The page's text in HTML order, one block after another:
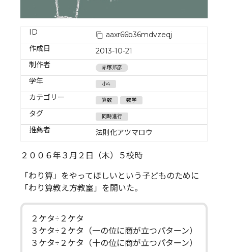
ID
aaxr66b36mdvzeqj
作成日
2013-10-21
制作者
赤塚邦彦
学年 小4
カテゴリー 算数 数学
タグ 同時進行
推薦者 法則化アツマロウ
２００６年３月２日（木）５校時
「わり算」をやってほしいという子どものために
「わり算教え方教室」を開いた。
２ケタ÷２ケタ
３ケタ÷２ケタ（一の位に商が立つパターン）
３ケタ÷２ケタ（十の位に商が立つパターン）